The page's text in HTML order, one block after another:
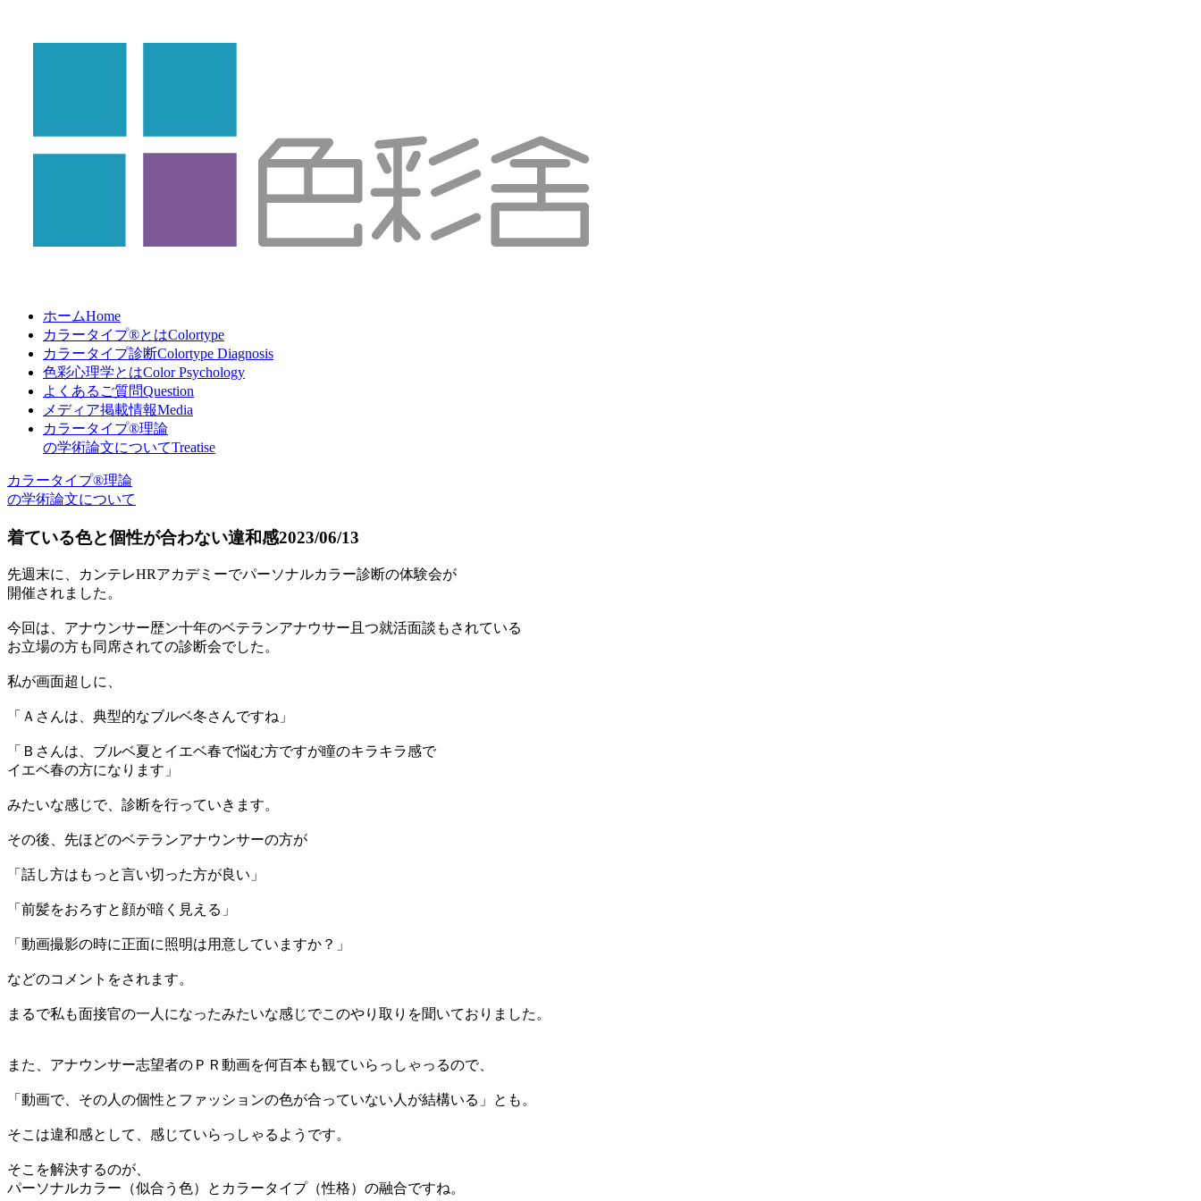
ホームHome
カラータイプ®とはColortype
カラータイプ診断Colortype Diagnosis
色彩心理学とはColor Psychology
よくあるご質問Question
メディア掲載情報Media
カラータイプ®理論
の学術論文についてTreatise
カラータイプ®理論
の学術論文について
着ている色と個性が合わない違和感2023/06/13
先週末に、カンテレHRアカデミーでパーソナルカラー診断の体験会が
開催されました。
今回は、アナウンサー歴ン十年のベテランアナウサー且つ就活面談もされている
お立場の方も同席されての診断会でした。
私が画面超しに、
「Ａさんは、典型的なブルベ冬さんですね」
「Ｂさんは、ブルベ夏とイエベ春で悩む方ですが瞳のキラキラ感で
イエベ春の方になります」
みたいな感じで、診断を行っていきます。
その後、先ほどのベテランアナウンサーの方が
「話し方はもっと言い切った方が良い」
「前髪をおろすと顔が暗く見える」
「動画撮影の時に正面に照明は用意していますか？」
などのコメントをされます。
まるで私も面接官の一人になったみたいな感じでこのやり取りを聞いておりました。
また、アナウンサー志望者のＰＲ動画を何百本も観ていらっしゃっるので、
「動画で、その人の個性とファッションの色が合っていない人が結構いる」とも。
そこは違和感として、感じていらっしゃるようです。
そこを解決するのが、
パーソナルカラー（似合う色）とカラータイプ（性格）の融合ですね。